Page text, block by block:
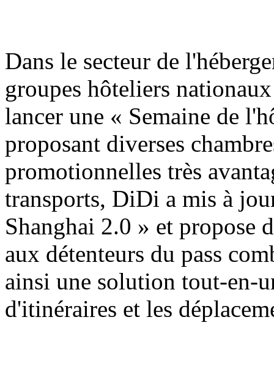
Dans le secteur de
groupes hôteliers
lancer une « Semaine de
proposant diverses
promotionnelles très
transports, DiDi a mis à
Shanghai 2.0 » et propose
aux détenteurs du pass
ainsi une solution tout-en-
d'itinéraires et les